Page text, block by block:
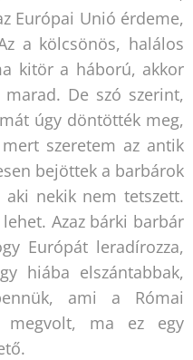
Európai Unió érdeme,
a kölcsönös, halálos
kitör a háború, akkor
De szó szerint,
úgy döntötték meg,
szeretem az antik
bejöttek a barbárok
nekik nem tetszett.
Azaz bárki barbár
Európát leradírozza,
hiába elszántabbak,
ami a Római
megvolt, ma ez egy